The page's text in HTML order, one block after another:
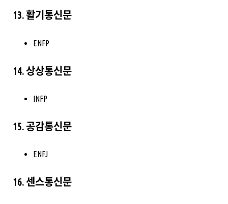
13. 활기통신문
ENFP
14. 상상통신문
INFP
15. 공감통신문
ENFJ
16. 센스통신문